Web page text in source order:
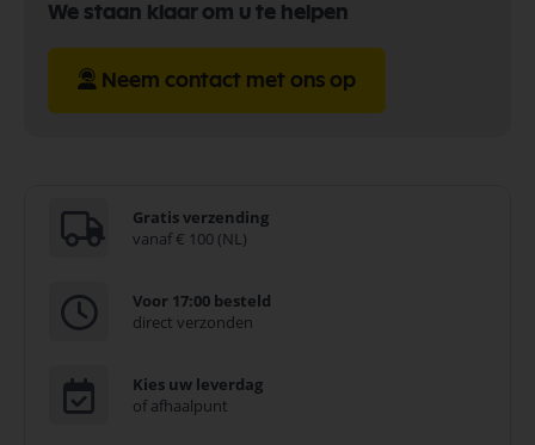
We staan klaar om u te helpen
Neem contact met ons op
Gratis verzending
vanaf € 100 (NL)
Voor 17:00 besteld
direct verzonden
Kies uw leverdag
of afhaalpunt